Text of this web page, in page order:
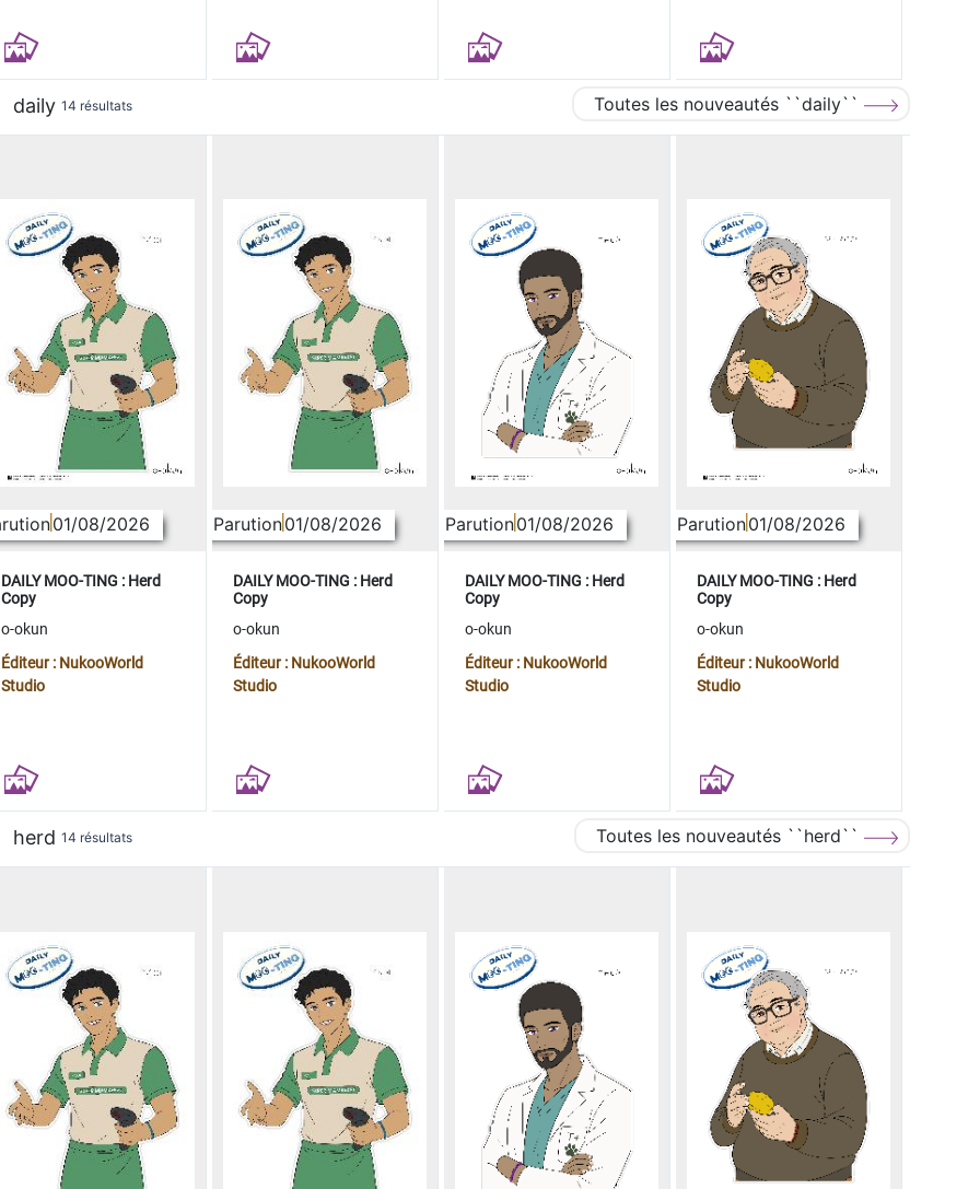
daily 14 résultats Toutes les nouveautés ``daily``
01/08/2026
DAILY MOO-TING : Herd
Copy
o-okun
Éditeur : NukooWorld
Studio
Parution01/08/2026
DAILY MOO-TING : Herd
Copy
o-okun
Éditeur : NukooWorld
Studio
Parution01/08/2026
DAILY MOO-TING : Herd
Copy
o-okun
Éditeur : NukooWorld
Studio
Parution01/08/2026
DAILY MOO-TING : Herd
Copy
o-okun
Éditeur : NukooWorld
Studio
herd 14 résultats Toutes les nouveautés ``herd``